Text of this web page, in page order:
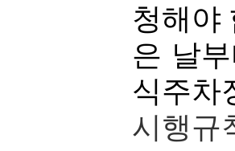
청해야
은 날
식주차
시행규